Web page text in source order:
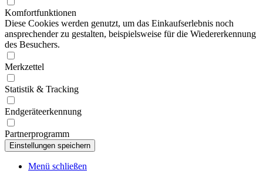
Komfortfunktionen
Diese Cookies werden genutzt, um das Einkaufserlebnis noch
ansprechender zu gestalten, beispielsweise für die Wiedererkennung
des Besuchers.
Merkzettel
Statistik & Tracking
Endgeräteerkennung
Partnerprogramm
Menü schließen